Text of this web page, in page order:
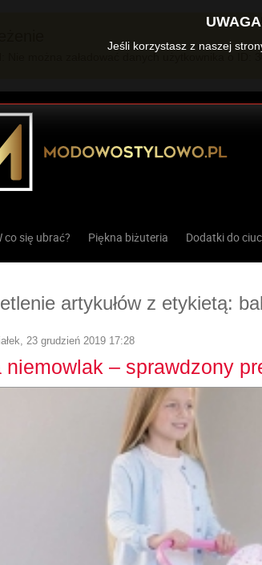
co się ubrać? Piękna biżuteria Dodatki do
artykułów z etykietą:
23 grudzień 2019 17:28
niemowlak – sprawdzony
Jeśli korzystasz z naszej